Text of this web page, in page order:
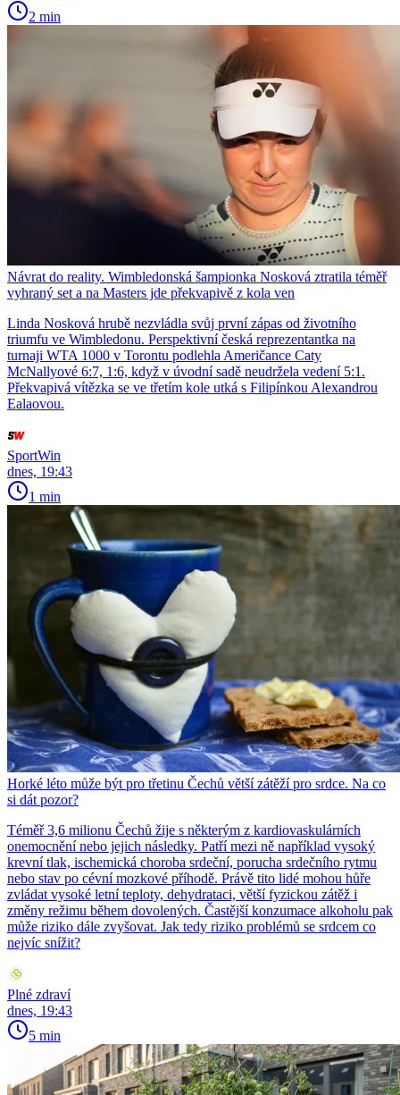
2 min
Návrat do reality. Wimbledonská šampionka Nosková ztratila téměř
vyhraný set a na Masters jde překvapivě z kola ven
Linda Nosková hrubě nezvládla svůj první zápas od životního
triumfu ve Wimbledonu. Perspektivní česká reprezentantka na
turnaji WTA 1000 v Torontu podlehla Američance Caty
McNallyové 6:7, 1:6, když v úvodní sadě neudržela vedení 5:1.
Překvapivá vítězka se ve třetím kole utká s Filipínkou Alexandrou
Ealaovou.
SportWin
dnes, 19:43
1 min
Horké léto může být pro třetinu Čechů větší zátěží pro srdce. Na co
si dát pozor?
Téměř 3,6 milionu Čechů žije s některým z kardiovaskulárních
onemocnění nebo jejich následky. Patří mezi ně například vysoký
krevní tlak, ischemická choroba srdeční, porucha srdečního rytmu
nebo stav po cévní mozkové příhodě. Právě tito lidé mohou hůře
zvládat vysoké letní teploty, dehydrataci, větší fyzickou zátěž i
změny režimu během dovolených. Častější konzumace alkoholu pak
může riziko dále zvyšovat. Jak tedy riziko problémů se srdcem co
nejvíc snížit?
Plné zdraví
dnes, 19:43
5 min